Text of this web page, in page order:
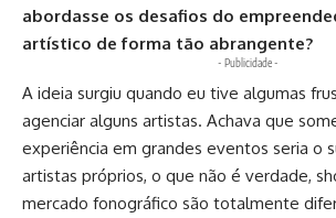
abordasse os desafios do
artístico de forma tão abrangente?
- Publicidade -
A ideia surgiu quando eu tive algumas
agenciar alguns artistas. Achava que
experiência em grandes eventos seria o
artistas próprios, o que não é verdade,
mercado fonográfico são totalmente